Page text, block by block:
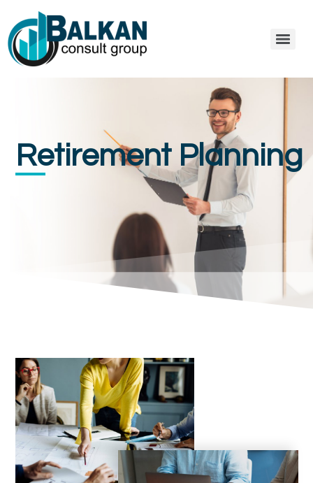
Retirement Planning